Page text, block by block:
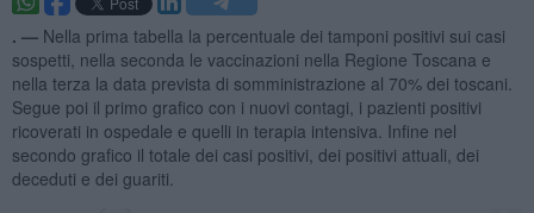
. — Nella prima tabella la percentuale dei tamponi positivi sui casi
sospetti, nella seconda le vaccinazioni nella Regione Toscana e
nella terza la data prevista di somministrazione al 70% dei toscani.
Segue poi il primo grafico con i nuovi contagi, i pazienti positivi
ricoverati in ospedale e quelli in terapia intensiva. Infine nel
secondo grafico il totale dei casi positivi, dei positivi attuali, dei
deceduti e dei guariti.